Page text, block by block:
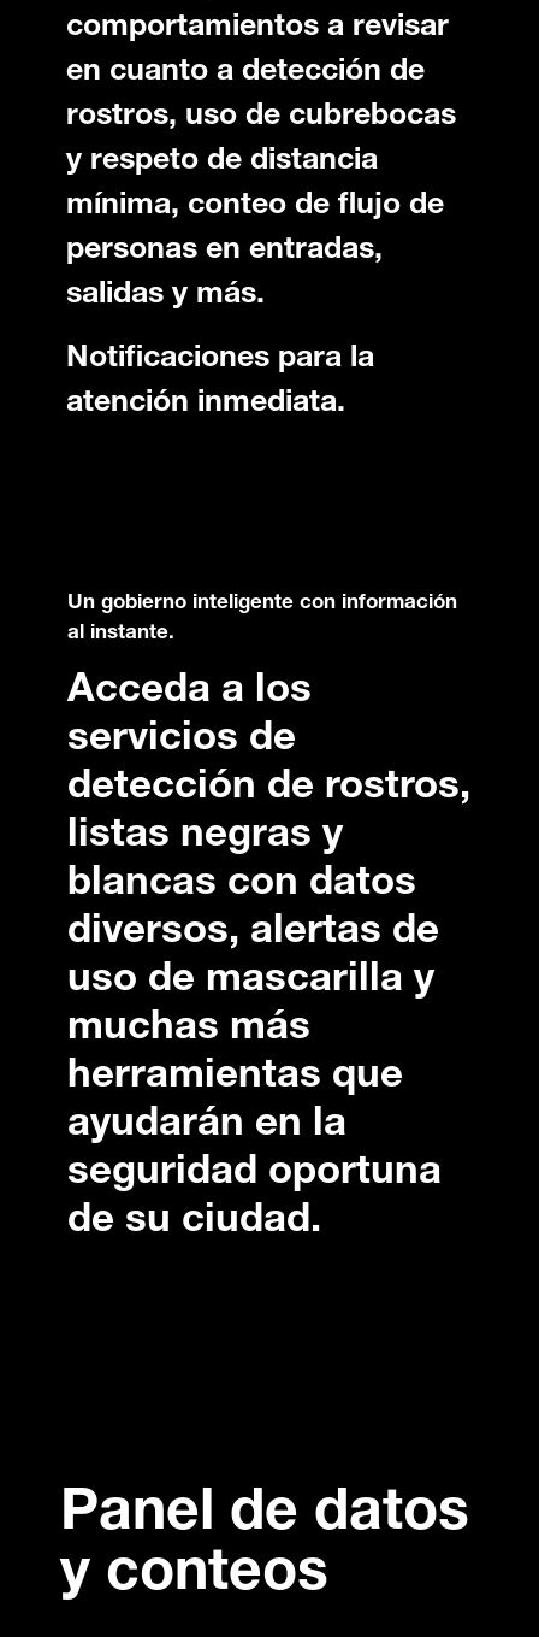
comportamientos a revisar
en cuanto a detección de
rostros, uso de cubrebocas
y respeto de distancia
mínima, conteo de flujo de
personas en entradas,
salidas y más.
Notificaciones para la
atención inmediata.
Un gobierno inteligente con información
al instante.
Acceda a los
servicios de
detección de rostros,
listas negras y
blancas con datos
diversos, alertas de
uso de mascarilla y
muchas más
herramientas que
ayudarán en la
seguridad oportuna
de su ciudad.
Panel de datos
y conteos